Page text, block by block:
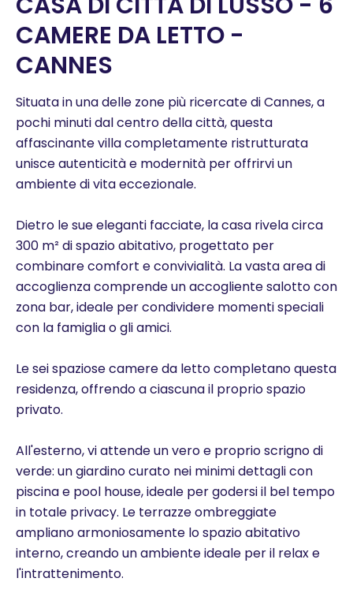
CAMERE DA LETTO -
CANNES
Situata in una delle zone più ricercate di Cannes, a
pochi minuti dal centro della città, questa
affascinante villa completamente ristrutturata
unisce autenticità e modernità per offrirvi un
ambiente di vita eccezionale.
Dietro le sue eleganti facciate, la casa rivela circa
300 m² di spazio abitativo, progettato per
combinare comfort e convivialità. La vasta area di
accoglienza comprende un accogliente salotto con
zona bar, ideale per condividere momenti speciali
con la famiglia o gli amici.
Le sei spaziose camere da letto completano questa
residenza, offrendo a ciascuna il proprio spazio
privato.
All'esterno, vi attende un vero e proprio scrigno di
verde: un giardino curato nei minimi dettagli con
piscina e pool house, ideale per godersi il bel tempo
in totale privacy. Le terrazze ombreggiate
ampliano armoniosamente lo spazio abitativo
interno, creando un ambiente ideale per il relax e
l'intrattenimento.